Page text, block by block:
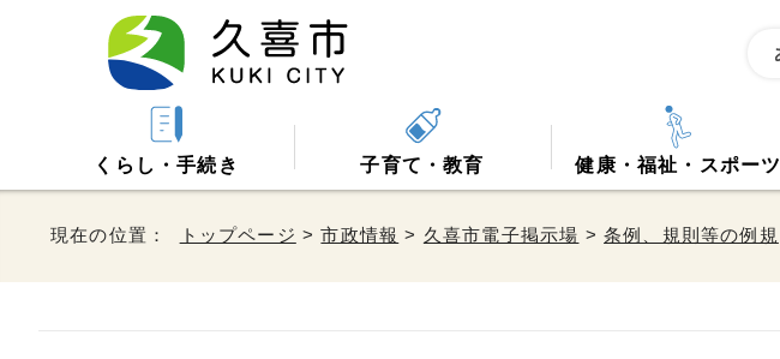
くらし・手続き 子育て・教育 健康・福祉・スポーツ
現在の位置： トップページ >市政情報 > 久喜市電子掲示場 >条例、規則等の例規